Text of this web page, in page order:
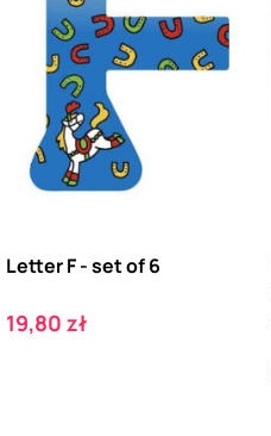
Letter F - set of 6
Cena
19,80 zł